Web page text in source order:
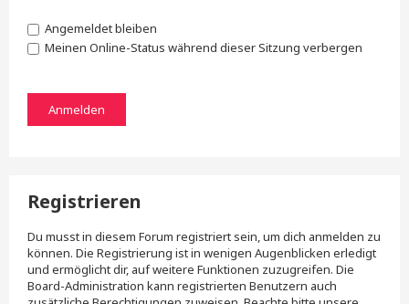
Angemeldet bleiben
Meinen Online-Status während dieser Sitzung verbergen
Registrieren
Du musst in diesem Forum registriert sein, um dich anmelden zu
können. Die Registrierung ist in wenigen Augenblicken erledigt
und ermöglicht dir, auf weitere Funktionen zuzugreifen. Die
Board-Administration kann registrierten Benutzern auch